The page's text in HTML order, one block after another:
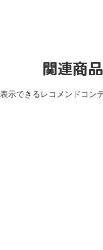
関連商品
表示できるレコメンドコン